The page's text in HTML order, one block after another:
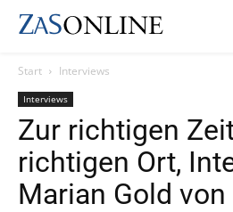
Start Interviews
Interviews
Zur richtigen
richtigen Ort,
Marian Gold